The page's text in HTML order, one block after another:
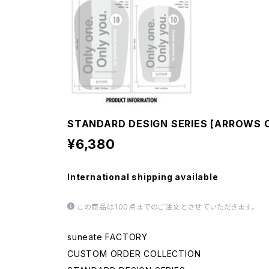
STANDARD DESIGN SERIES [ARROWS
¥6,380
International shipping available
この商品は100点までのご注文とさせていただきます。
suneate FACTORY
CUSTOM ORDER COLLECTION